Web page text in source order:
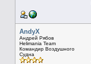
AndyX
Андрей Рябов
Helimania Team
Командир Воздушного
Судна